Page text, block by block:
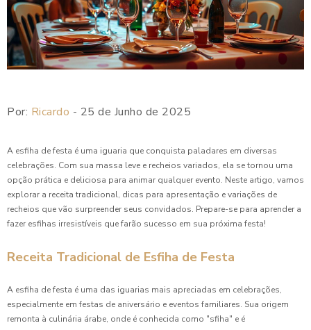
Como Preparar Esfiha de Carne para Festa Perfeita
Como Preparar Esfiha Pequena para Festa e Encantar seus
Convidados
Festas
em Poucos Passos
Como Preparar Quibe Perfeito em Casa
Como Preparar Risole para Festa e Encantar seus
Convidados
Como Preparar Risoletes Irresistíveis para Sua Festa
Como Preparar Salgado Assado para Festa Infantil e
Encantar as Crianças
Por: Ricardo - 25 de Junho de 2025
A esfiha de festa é uma iguaria que conquista paladares em diversas
celebrações. Com sua massa leve e recheios variados, ela se tornou uma
opção prática e deliciosa para animar qualquer evento. Neste artigo, vamos
explorar a receita tradicional, dicas para apresentação e variações de
recheios que vão surpreender seus convidados. Prepare-se para aprender a
fazer esfihas irresistíveis que farão sucesso em sua próxima festa!
Receita Tradicional de Esfiha de Festa
A esfiha de festa é uma das iguarias mais apreciadas em celebrações,
especialmente em festas de aniversário e eventos familiares. Sua origem
remonta à culinária árabe, onde é conhecida como "sfiha" e é